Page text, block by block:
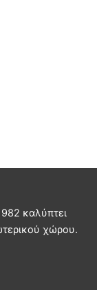
καλύπτει
χώρου.